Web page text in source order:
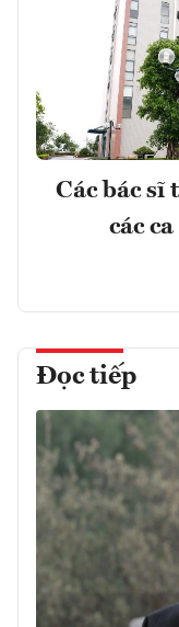
Các bác sĩ
các
Đọc tiếp